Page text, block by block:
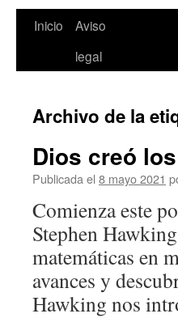
Inicio
Aviso
legal
Archivo de la
Dios creó
Publicada el 8 mayo 2021
Comienza este
Stephen
matemáticas en
avances y
Hawking nos